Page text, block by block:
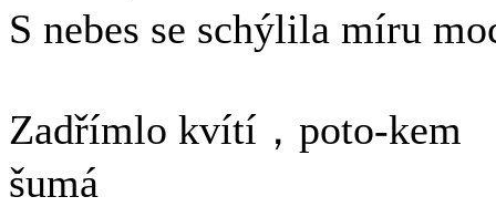
S nebes se schýlila míru
Zadřímlo kvítí，poto-kem
šumá